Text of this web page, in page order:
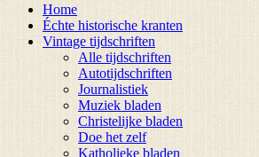
Home
Échte historische kranten
Vintage tijdschriften
Alle tijdschriften
Autotijdschriften
Journalistiek
Muziek bladen
Christelijke bladen
Doe het zelf
Katholieke bladen